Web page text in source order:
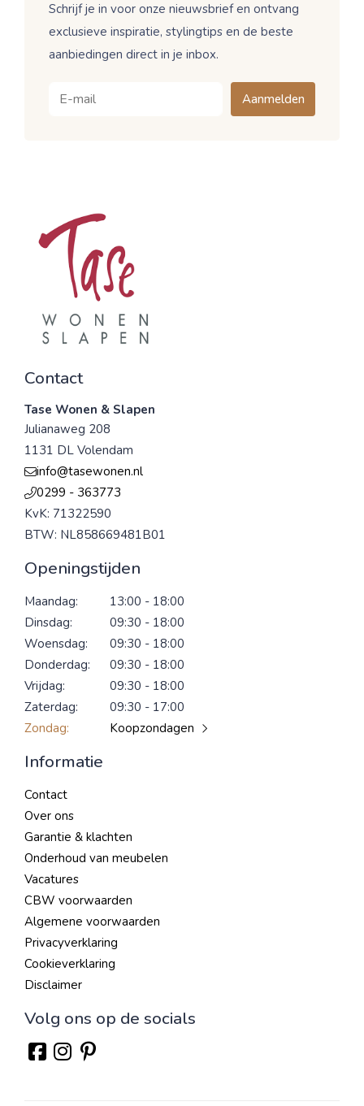
Schrijf je in voor onze nieuwsbrief en ontvang
exclusieve inspiratie, stylingtips en de beste
aanbiedingen direct in je inbox.
Aanmelden
Contact
Tase Wonen & Slapen
Julianaweg 208
1131 DL Volendam
info@tasewonen.nl
0299 - 363773
KvK: 71322590
BTW: NL858669481B01
Openingstijden
Maandag:
13:00 - 18:00
Dinsdag:
09:30 - 18:00
Woensdag:
09:30 - 18:00
Donderdag:
09:30 - 18:00
Vrijdag:
09:30 - 18:00
Zaterdag:
09:30 - 17:00
Zondag:
Koopzondagen
Informatie
Contact
Over ons
Garantie & klachten
Onderhoud van meubelen
Vacatures
CBW voorwaarden
Algemene voorwaarden
Privacyverklaring
Cookieverklaring
Disclaimer
Volg ons op de socials